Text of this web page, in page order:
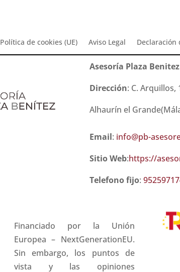
Política de cookies (UE) Aviso Legal Declaración
Asesoría Plaza Benitez
Dirección: C. Arquillos,
Alhaurín el
Email: info@pb-
Sitio Web:https://
Telefono fijo:
Financiado por la Unión
Europea – NextGenerationEU.
Sin embargo, los puntos de
vista y las opiniones